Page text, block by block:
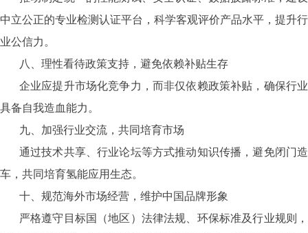
中立公正的专业检测认证平台，科学客观评价产品水平，提升行
业公信力。
八、理性看待政策支持，避免依赖补贴生存
企业应提升市场化竞争力，而非仅依赖政策补贴，确保行业
具备自我造血能力。
九、加强行业交流，共同培育市场
通过技术共享、行业论坛等方式推动知识传播，避免闭门造
车，共同培育氢能应用生态。
十、规范海外市场经营，维护中国品牌形象
严格遵守目标国（地区）法律法规、环保标准及行业规则，